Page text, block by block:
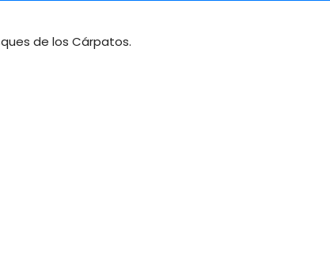
de los Cárpatos.